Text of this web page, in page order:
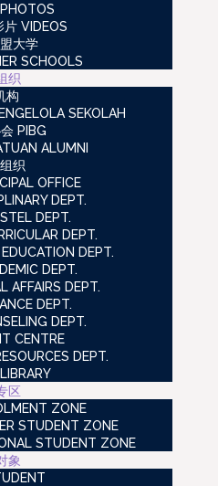
VIDEOS
大学
SCHOOLS
织
构
SEKOLAH
PIBG
ALUMNI
织
OFFICE
DEPT.
DEPT.
DEPT.
DEPT.
DEPT.
AFFAIRS DEPT.
DEPT.
DEPT.
CENTRE
DEPT.
区
ZONE
STUDENT ZONE
STUDENT ZONE
象